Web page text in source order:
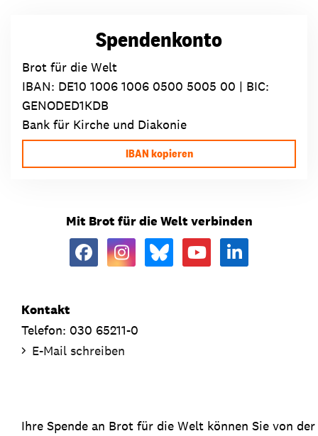
Spendenkonto
Brot für die Welt
IBAN: DE10 1006 1006 0500 5005 00 | BIC:
GENODED1KDB
Bank für Kirche und Diakonie
IBAN kopieren
Mit Brot für die Welt verbinden
Kontakt
Telefon: 030 65211-0
E-Mail schreiben
Ihre Spende an Brot für die Welt können Sie von